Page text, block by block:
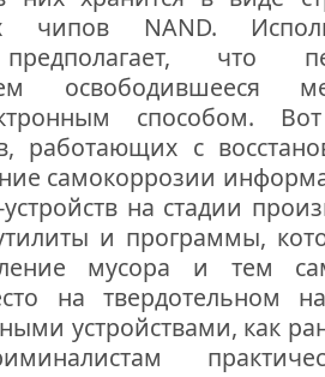
чипов NAND.
предполагает, что
освободившееся
способом.
работающих с
самокоррозии
на стадии
и программы,
мусора и тем
на твердотельном
устройствами, как